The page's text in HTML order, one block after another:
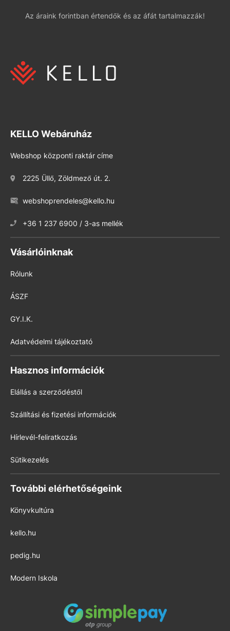
Az áraink forintban értendők és az áfát tartalmazzák!
KELLO Webáruház
Webshop központi raktár címe
2225 Üllő, Zöldmező út. 2.
webshoprendeles@kello.hu
+36 1 237 6900 / 3-as mellék
Vásárlóinknak
Rólunk
ÁSZF
GY.I.K.
Adatvédelmi tájékoztató
Hasznos információk
Elállás a szerződéstől
Szállítási és fizetési információk
Hírlevél-feliratkozás
Sütikezelés
További elérhetőségeink
Könyvkultúra
kello.hu
pedig.hu
Modern Iskola